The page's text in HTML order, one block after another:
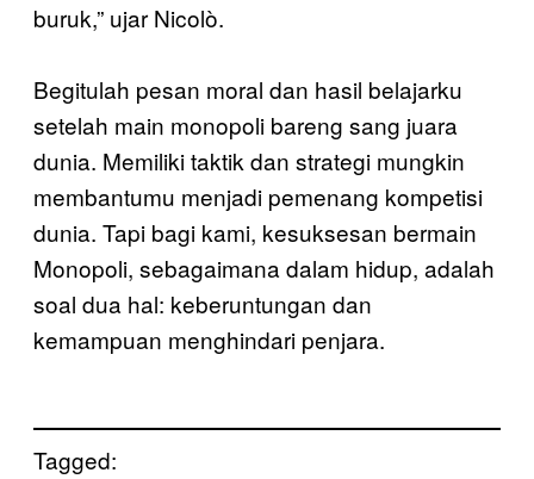
buruk,” ujar Nicolò.
Begitulah pesan moral dan hasil belajarku
setelah main monopoli bareng sang juara
dunia. Memiliki taktik dan strategi mungkin
membantumu menjadi pemenang kompetisi
dunia. Tapi bagi kami, kesuksesan bermain
Monopoli, sebagaimana dalam hidup, adalah
soal dua hal: keberuntungan dan
kemampuan menghindari penjara.
Tagged: